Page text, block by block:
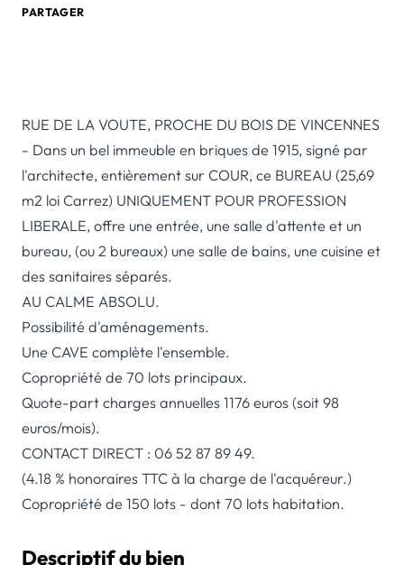
PARTAGER
RUE DE LA VOUTE, PROCHE DU BOIS DE VINCENNES
- Dans un bel immeuble en briques de 1915, signé par
l'architecte, entièrement sur COUR, ce BUREAU (25,69
m2 loi Carrez) UNIQUEMENT POUR PROFESSION
LIBERALE, offre une entrée, une salle d'attente et un
bureau, (ou 2 bureaux) une salle de bains, une cuisine et
des sanitaires séparés.
AU CALME ABSOLU.
Possibilité d'aménagements.
Une CAVE complète l'ensemble.
Copropriété de 70 lots principaux.
Quote-part charges annuelles 1176 euros (soit 98
euros/mois).
CONTACT DIRECT : 06 52 87 89 49.
(4.18 % honoraires TTC à la charge de l'acquéreur.)
Copropriété de 150 lots - dont 70 lots habitation.
Descriptif du bien